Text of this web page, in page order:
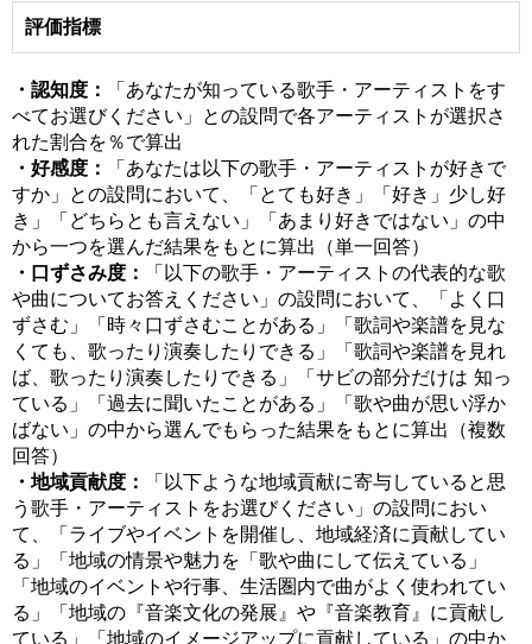
評価指標
・認知度：
「あなたが知っている歌手・アーティストをす
べてお選びください」との設問で各アーティストが選択さ
れた割合を％で算出
・好感度：
「あなたは以下の歌手・アーティストが好きで
すか」との設問において、「とても好き」「好き」少し好
き」「どちらとも言えない」「あまり好きではない」の中
から一つを選んだ結果をもとに算出（単一回答）
・口ずさみ度：
「以下の歌手・アーティストの代表的な歌
や曲についてお答えください」の設問において、「よく口
ずさむ」「時々口ずさむことがある」「歌詞や楽譜を見な
くても、歌ったり演奏したりできる」「歌詞や楽譜を見れ
ば、歌ったり演奏したりできる」「サビの部分だけは 知っ
ている」「過去に聞いたことがある」「歌や曲が思い浮か
ばない」の中から選んでもらった結果をもとに算出（複数
回答）
・地域貢献度：
「以下ような地域貢献に寄与していると思
う歌手・アーティストをお選びください」の設問におい
て、「ライブやイベントを開催し、地域経済に貢献してい
る」「地域の情景や魅力を「歌や曲にして伝えている」
「地域のイベントや行事、生活圏内で曲がよく使われてい
る」「地域の『音楽文化の発展』や『音楽教育』に貢献し
ている」「地域のイメージアップに貢献している」の中か